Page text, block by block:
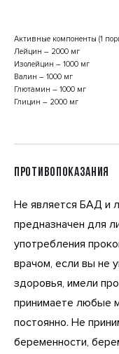
Активные компоненты (1
Лейцин – 2000 мг
Изолейцин – 1000 мг
Валин – 1000 мг
Глютамин – 1000 мг
Глицин – 2000 мг
ПРОТИВОПОКАЗАНИЯ
Не является БАД и
предназначен для
употребления
врачом, если вы не
здоровья, имели
принимаете любые
постоянно. Не
беременности,